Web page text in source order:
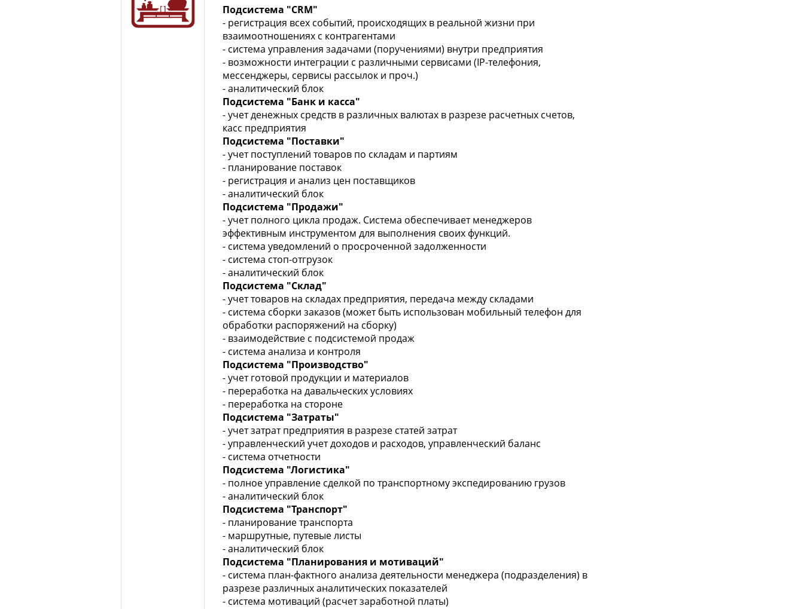
Подсистема "CRM"
- регистрация всех событий, происходящих в реальной жизни при
взаимоотношениях с контрагентами
- система управления задачами (поручениями) внутри предприятия
- возможности интеграции с различными сервисами (IP-телефония,
мессенджеры, сервисы рассылок и проч.)
- аналитический блок
Подсистема "Банк и касса"
- учет денежных средств в различных валютах в разрезе расчетных счетов,
касс предприятия
Подсистема "Поставки"
- учет поступлений товаров по складам и партиям
- планирование поставок
- регистрация и анализ цен поставщиков
- аналитический блок
Подсистема "Продажи"
- учет полного цикла продаж. Система обеспечивает менеджеров
эффективным инструментом для выполнения своих функций.
- система уведомлений о просроченной задолженности
- система стоп-отгрузок
- аналитический блок
Подсистема "Склад"
- учет товаров на складах предприятия, передача между складами
- система сборки заказов (может быть использован мобильный телефон для
обработки распоряжений на сборку)
- взаимодействие с подcистемой продаж
- система анализа и контроля
Подсистема "Производство"
- учет готовой продукции и материалов
- переработка на давальческих условиях
- переработка на стороне
Подсистема "Затраты"
- учет затрат предприятия в разрезе статей затрат
- управленческий учет доходов и расходов, управленческий баланс
- система отчетности
Подсистема "Логистика"
- полное управление сделкой по транспортному экспедированию грузов
- аналитический блок
Подсистема "Транспорт"
- планирование транспорта
- маршрутные, путевые листы
- аналитический блок
Подсистема "Планирования и мотиваций"
- система план-фактного анализа деятельности менеджера (подразделения) в
разрезе различных аналитических показателей
- система мотиваций (расчет заработной платы)